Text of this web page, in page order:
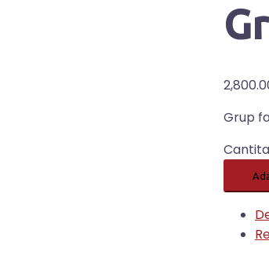
Grup